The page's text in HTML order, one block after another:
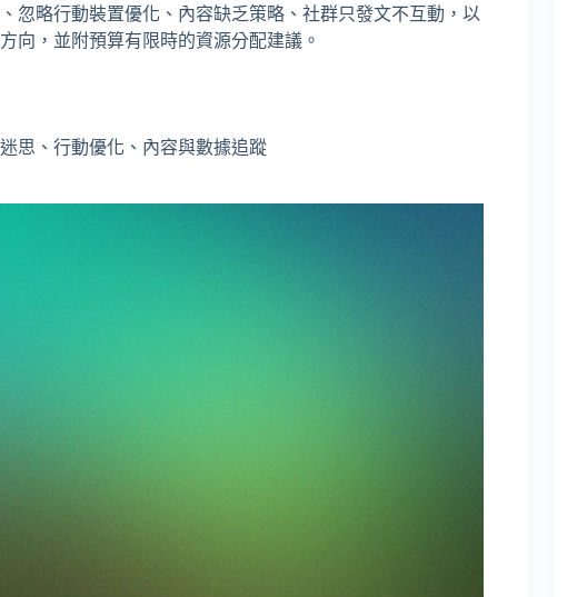
忽略行動裝置優化、內容缺乏策略、社群只發文不互動，以
向，並附預算有限時的資源分配建議。
思、行動優化、內容與數據追蹤